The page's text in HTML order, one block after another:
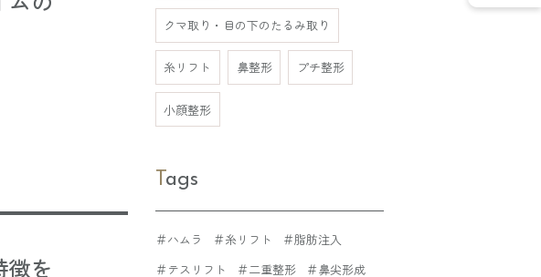
徴を
クマ取り・目の下のたるみ取り
糸リフト 鼻整形 プチ整形
小顔整形
Tags
＃ハムラ ＃糸リフト
＃脂肪注入
＃テスリフト
＃二重整形
＃鼻尖形成